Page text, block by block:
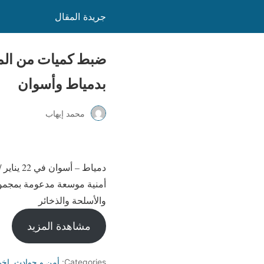
جريدة المقال
ضبط كميات من
بدمياط وأسوان
محمد إيهاب
أمنية موسعة مدعومة
والأسلحة والذخائر
مشاهدة المزيد
Categories: أمن و حوادث,